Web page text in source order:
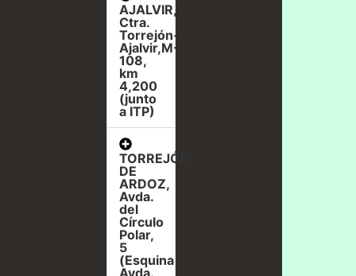
AJALVIR,
Ctra.
Torrejón-
Ajalvir,M-
108,
km
4,200
(junto
a ITP)
TORREJÓN
DE
ARDOZ,
Avda.
del
Círculo
Polar,
5
(Esquina
Avda.